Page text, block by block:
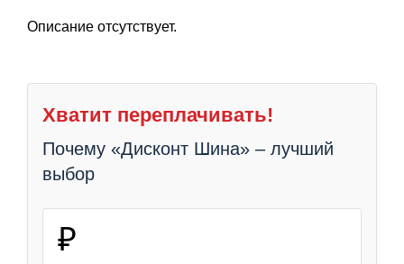
Описание отсутствует.
Хватит переплачивать!
Почему «Дисконт Шина» – лучший
выбор
₽